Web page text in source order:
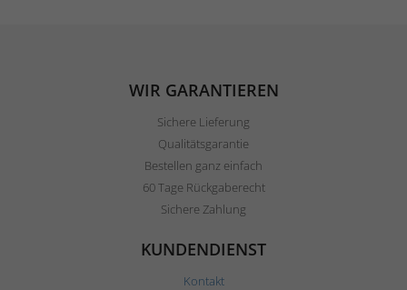
WIR GARANTIEREN
Sichere Lieferung
Qualitätsgarantie
Bestellen ganz einfach
60 Tage Rückgaberecht
Sichere Zahlung
KUNDENDIENST
Kontakt